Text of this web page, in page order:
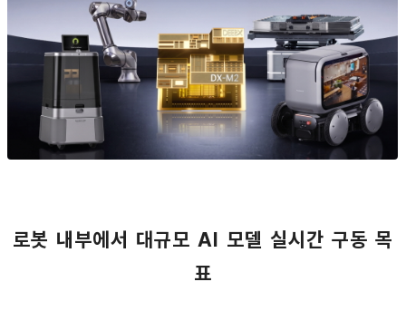
로봇 내부에서 대규모 AI 모델 실시간 구동 목
표